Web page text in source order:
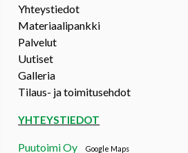
Yhteystiedot
Materiaalipankki
Palvelut
Uutiset
Galleria
Tilaus- ja toimitusehdot
YHTEYSTIEDOT
Puutoimi OyGoogle Maps